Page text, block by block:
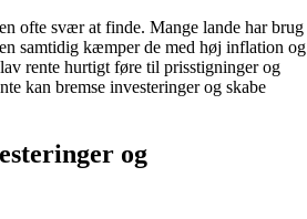
ofte svær at finde. Mange lande har brug
samtidig kæmper de med høj inflation og
rente hurtigt føre til prisstigninger og
kan bremse investeringer og skabe
og